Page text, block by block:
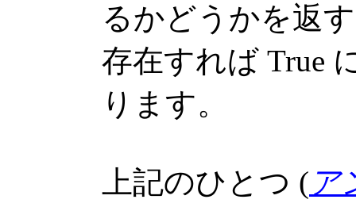
るかどうかを返
存在すれば True
ります。
上記のひとつ ( ア